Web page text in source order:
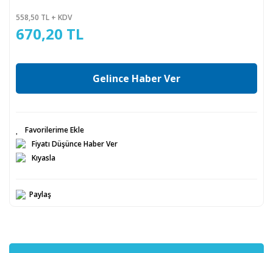
558,50 TL + KDV
670,20 TL
Gelince Haber Ver
Fiyatı Düşünce Haber Ver
Kıyasla
Paylaş